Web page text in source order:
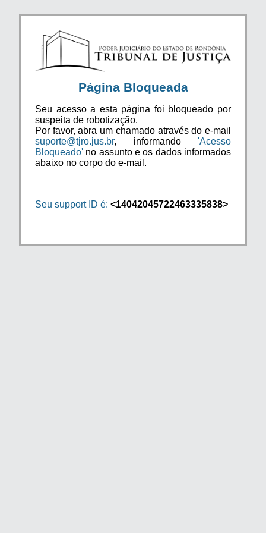
Página Bloqueada
Seu acesso a esta página foi bloqueado por
suspeita de robotização.
Por favor, abra um chamado através do e-mail
suporte@tjro.jus.br, informando 'Acesso
Bloqueado' no assunto e os dados informados
abaixo no corpo do e-mail.
Seu support ID é: <14042045722463335838>